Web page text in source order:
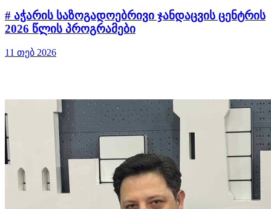
# აჭარის საზოგადოებრივი ჯანდაცვის ცენტრის
2026 წლის პროგრამები
11 თებ 2026